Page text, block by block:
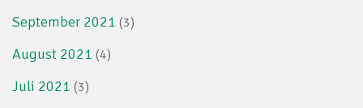
September 2021 (3)
August 2021 (4)
Juli 2021 (3)